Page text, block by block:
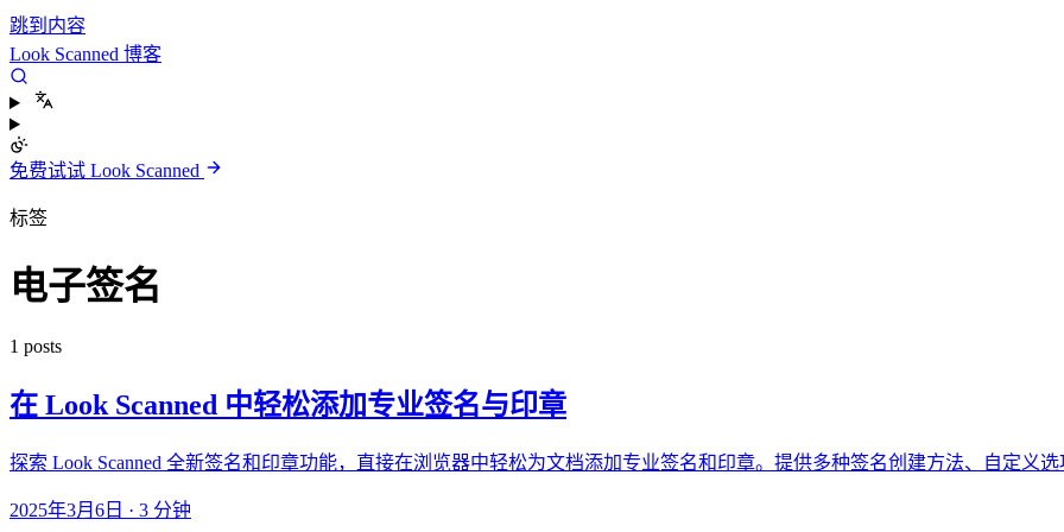
跳到内容
Look Scanned 博客
免费试试 Look Scanned
标签
电子签名
1 posts
在 Look Scanned 中轻松添加专业签名与印章
探索 Look Scanned 全新签名和印章功能，直接在浏览器中轻松为文档添加专业签名和印章。提供多种签名创建方法、自定义选
2025年3月6日 · 3 分钟